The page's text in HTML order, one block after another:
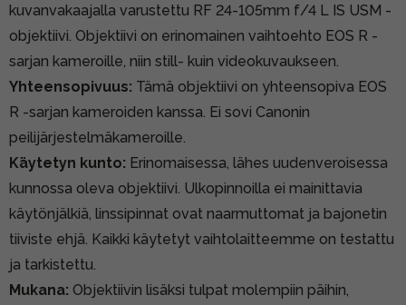
kuvanvakaajalla varustettu RF 24-105mm f/4 L IS USM -
objektiivi. Objektiivi on erinomainen vaihtoehto EOS R -
sarjan kameroille, niin still- kuin videokuvaukseen.
Yhteensopivuus: Tämä objektiivi on yhteensopiva EOS
R -sarjan kameroiden kanssa. Ei sovi Canonin
peilijärjestelmäkameroille.
Käytetyn kunto: Erinomaisessa, lähes uudenveroisessa
kunnossa oleva objektiivi. Ulkopinnoilla ei mainittavia
käytönjälkiä, linssipinnat ovat naarmuttomat ja bajonetin
tiiviste ehjä. Kaikki käytetyt vaihtolaitteemme on testattu
ja tarkistettu.
Mukana: Objektiivin lisäksi tulpat molempiin päihin,